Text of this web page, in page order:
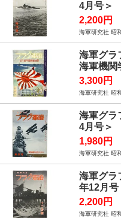
4月号＞
2,200円
海軍研究社 昭
海軍グラ
海軍機関
3,300円
海軍研究社 昭
海軍グラ
4月号＞
1,980円
海軍研究社 昭
海軍グラ
年12月号
2,200円
海軍研究社 昭